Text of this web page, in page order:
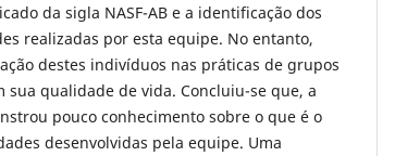
da sigla NASF-AB e a identificação dos
realizadas por esta equipe. No entanto,
destes indivíduos nas práticas de grupos
sua qualidade de vida. Concluiu-se que, a
pouco conhecimento sobre o que é o
desenvolvidas pela equipe. Uma